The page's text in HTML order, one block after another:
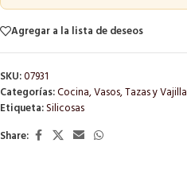
Agregar a la lista de deseos
SKU:07931
Categorías:Cocina,Vasos, Tazas y Vajilla
Etiqueta:Silicosas
Share: